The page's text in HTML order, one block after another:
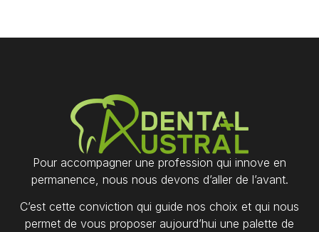
Pour accompagner une profession qui innove en
permanence, nous nous devons d’aller de l’avant.
C’est cette conviction qui guide nos choix et qui nous
permet de vous proposer aujourd’hui une palette de